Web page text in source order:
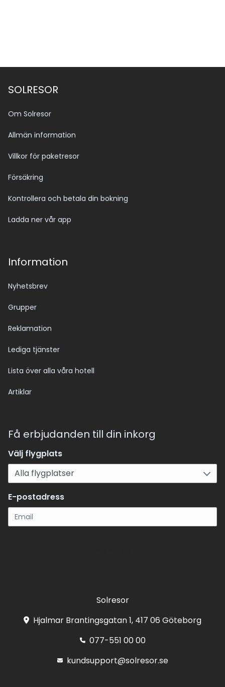
SOLRESOR
Om Solresor
Allmän information
Villkor för paketresor
Försäkring
Kontrollera och betala din bokning
Ladda ner vår app
Information
Nyhetsbrev
Grupper
Reklamation
Lediga tjänster
Lista över alla våra hotell
Artiklar
Få erbjudanden till din inkorg
Välj flygplats
E-postadress
Solresor
Hjalmar Brantingsgatan 1, 417 06 Göteborg
077-551 00 00
kundsupport@solresor.se